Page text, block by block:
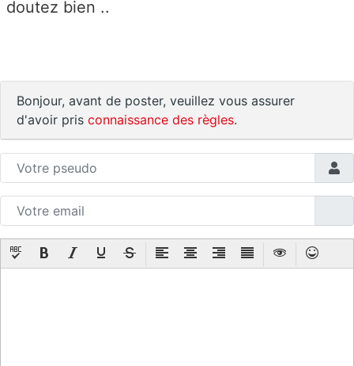
doutez bien ..
Bonjour, avant de poster, veuillez vous assurer
d'avoir pris connaissance des règles.